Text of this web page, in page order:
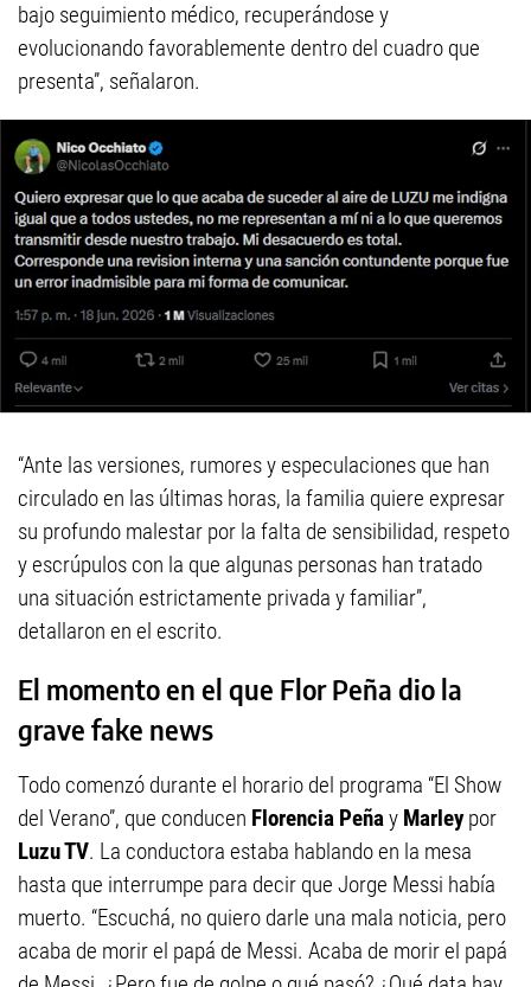
bajo seguimiento médico, recuperándose y
evolucionando favorablemente dentro del cuadro que
presenta”, señalaron.
“Ante las versiones, rumores y especulaciones que han
circulado en las últimas horas, la familia quiere expresar
su profundo malestar por la falta de sensibilidad, respeto
y escrúpulos con la que algunas personas han tratado
una situación estrictamente privada y familiar”,
detallaron en el escrito.
El momento en el que Flor Peña dio la
grave fake news
Todo comenzó durante el horario del programa “El Show
del Verano”, que conducen Florencia Peñay Marleypor
Luzu TV. La conductora estaba hablando en la mesa
hasta que interrumpe para decir que Jorge Messi había
muerto. “Escuchá, no quiero darle una mala noticia, pero
acaba de morir el papá de Messi. Acaba de morir el papá